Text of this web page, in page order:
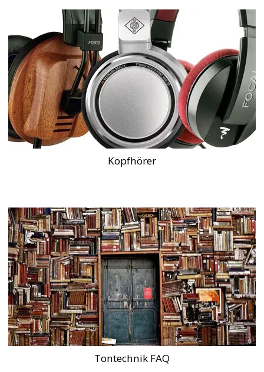
Kopfhörer
Tontechnik FAQ